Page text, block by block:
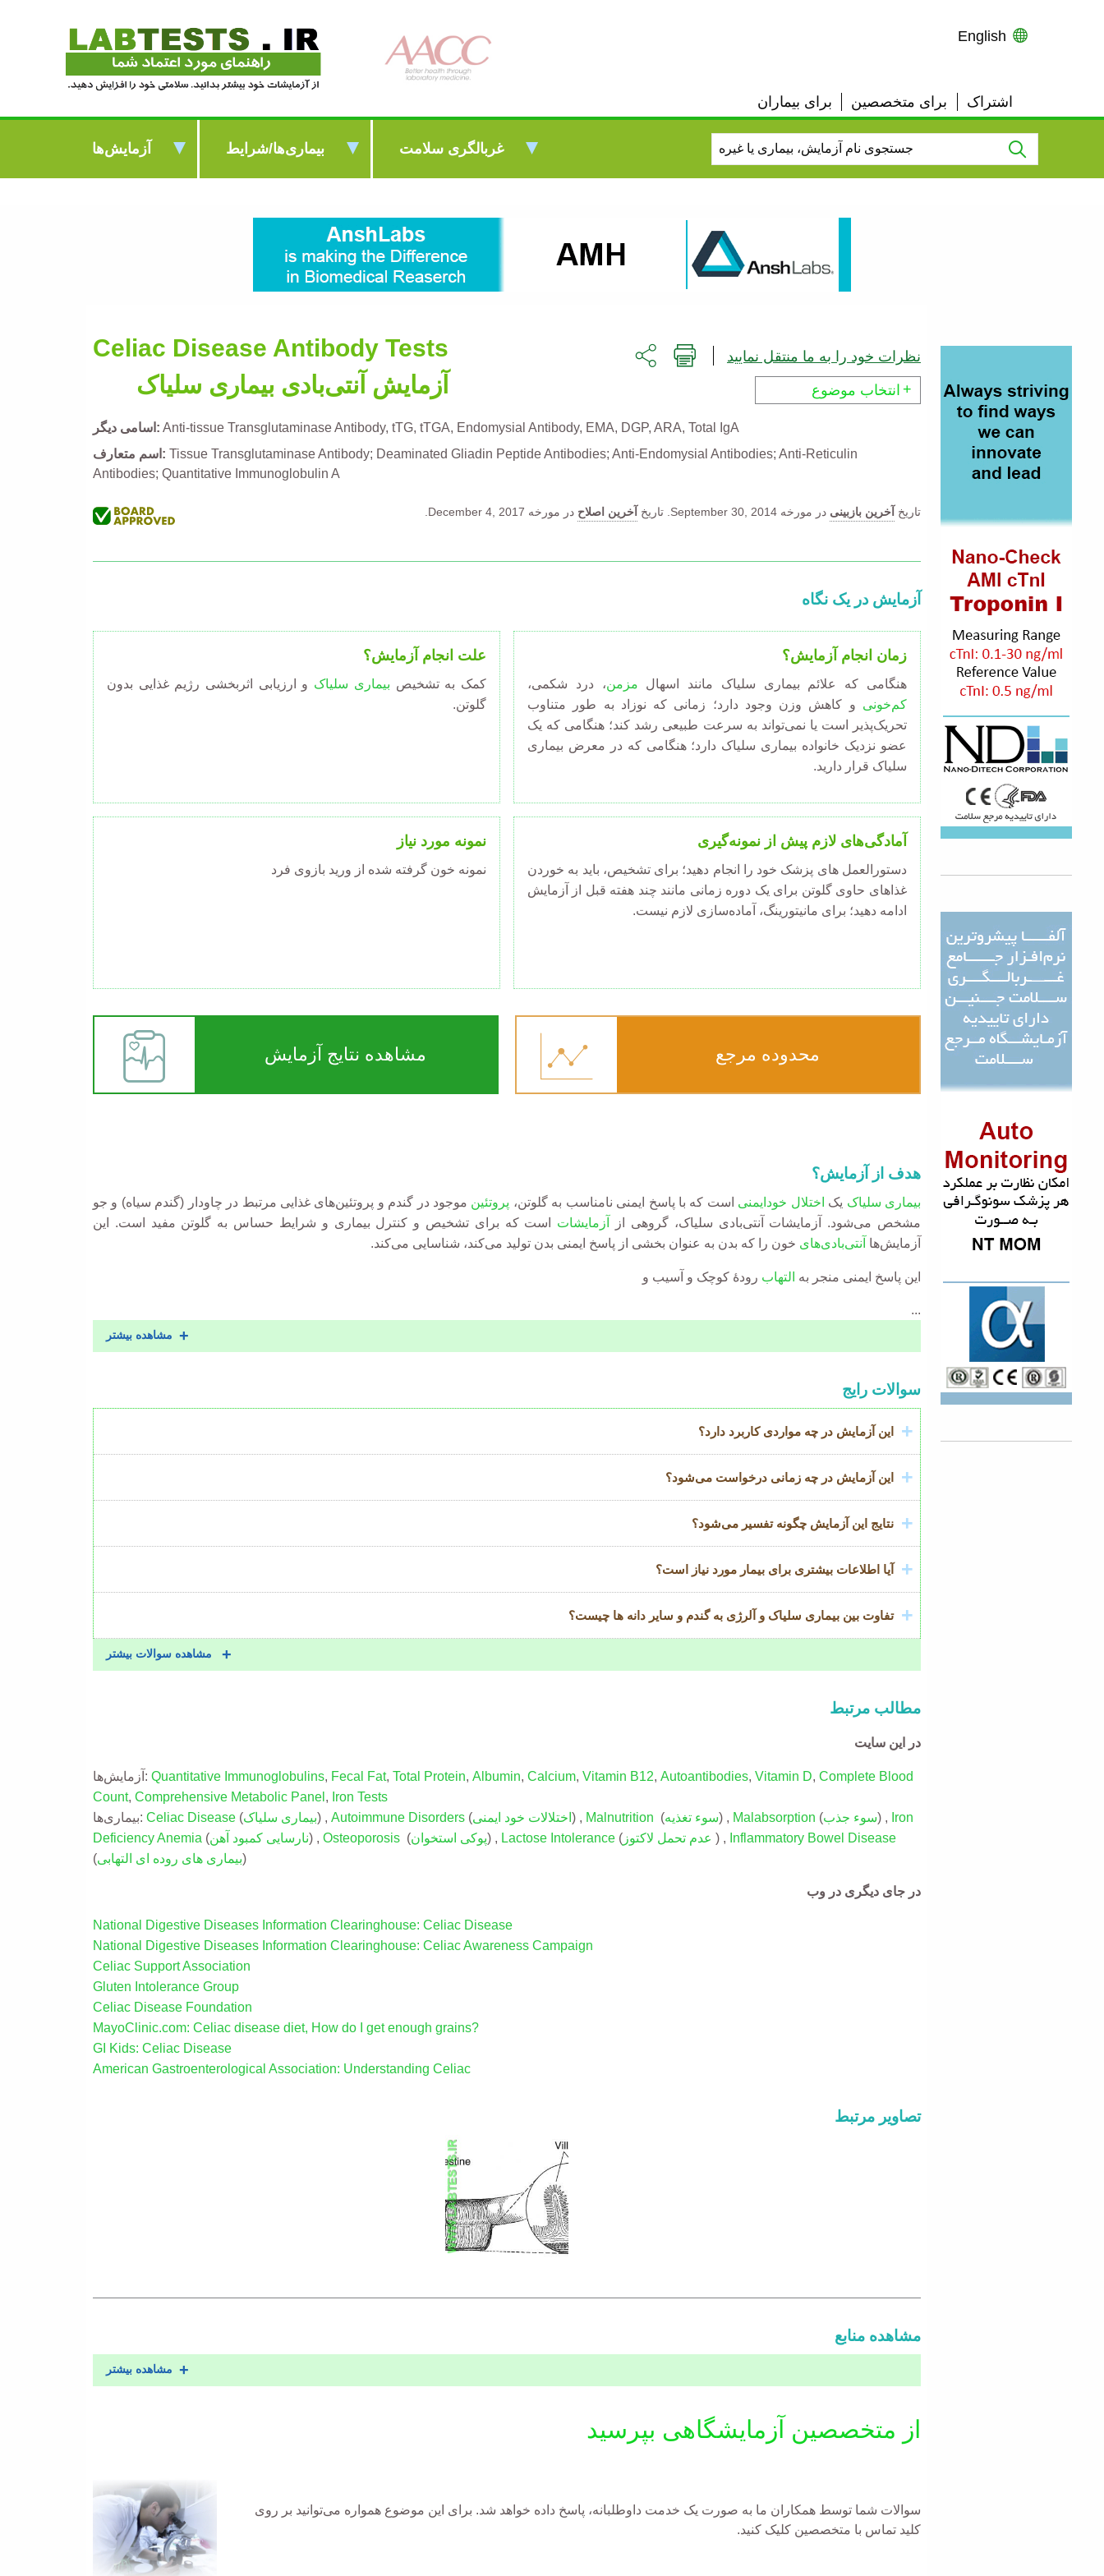
English
User
Top
Links
برای بیماران برای متخصصین اشتراک
آزمایش‌ها بیماری‌ها/شرایط غربالگری سلامت
Celiac Disease Antibody Tests
آزمایش آنتی‌بادی بیماری سلیاک
نظرات خود را به ما منتقل نمایید
انتخاب موضوع
اسامی دیگر Anti-tissue Transglutaminase Antibody tTG tTGA Endomysial Antibody EMA DGP ARA Total IgA
اسم متعارف
Tissue Transglutaminase Antibody; Deaminated Gliadin Peptide Antibodies; Anti-Endomysial Antibodies; Anti-Reticulin
Antibodies; Quantitative Immunoglobulin A
تاریخ آخرین بازبینی در مورخهSeptember 30, 2014. تاریخ آخرین اصلاح در مورخه December 4, 2017.
آزمایش در یک نگاه
علت انجام آزمایش؟
کمک به تشخیص بیماری سلیاک و ارزیابی اثربخشی رژیم غذایی بدون
گلوتن.
زمان انجام آزمایش؟
هنگامی که علائم بیماری سلیاک مانند اسهال مزمن، درد شکمی،
کم‌خونی و کاهش وزن وجود دارد؛ زمانی که نوزاد به طور متناوب
تحریک‌پذیر است یا نمی‌تواند به سرعت طبیعی رشد کند؛ هنگامی که یک
عضو نزدیک خانواده بیماری سلیاک دارد؛ هنگامی که در معرض بیماری
سلیاک قرار دارید.
نمونه مورد نیاز
نمونه خون گرفته شده از ورید بازوی فرد
آمادگی‌های لازم پیش از نمونه‌گیری
دستورالعمل های پزشک خود را انجام دهید؛ برای تشخیص، باید به خوردن
غذاهای حاوی گلوتن برای یک دوره زمانی مانند چند هفته قبل از آزمایش
ادامه دهید؛ برای مانیتورینگ، آماده‌سازی لازم نیست.
مشاهده نتایج آزمایش محدوده مرجع
هدف از آزمایش؟
بیماری سلیاک یک اختلال خود‌ایمنی است که با پاسخ ایمنی نامناسب به گلوتن، پروتئین موجود در گندم و پروتئین‌های غذایی مرتبط در چاودار (گندم سیاه) و جو
مشخص می‌شود. آزمایشات آنتی‌بادی سلیاک، گروهی از
آزمایشات است که برای تشخیص و کنترل بیماری و شرایط حساس به گلوتن مفید است. این
آزمایش‌ها آنتی‌بادی‌های خون را که بدن به عنوان بخشی از پاسخ ایمنی بدن تولید می‌کند، شناسایی می‌کند.
این پاسخ ایمنی منجر به التهاب رودۀ کوچک و آسیب و
...
مشاهده بیشتر
Accordion
عنوان
سوالات رایج
این آزمایش در چه مواردی کاربرد دارد؟
این آزمایش در چه زمانی درخواست می‌شود؟
نتایج این آزمایش چگونه تفسیر می‌شود؟
آیا اطلاعات بیشتری برای بیمار مورد نیاز است؟
تفاوت بین بیماری سلیاک و آلرژی به گندم و سایر دانه ها چیست؟
مشاهده سوالات بیشتر
مطالب مرتبط
در این سایت
آزمایش‌ها: Quantitative Immunoglobulins, Fecal Fat, Total Protein, Albumin, Calcium, Vitamin B12, Autoantibodies, Vitamin D, Complete Blood
Count, Comprehensive Metabolic Panel , Iron Tests
بیماری‌ها: Celiac Disease(بیماری سلیاک) , Autoimmune Disorders(اختلالات خود ایمنی ) , Malnutrition (سوء تغذیه) , Malabsorption (سوء جذب) , Iron
Deficiency Anemia (نارسایی کمبود آهن) , Osteoporosis(پوکی استخوان) , Lactose Intolerance(عدم تحمل لاکتوز ) , Inflammatory Bowel Disease
(بیماری های روده ای التهابی)
در جای دیگری در وب
National Digestive Diseases Information Clearinghouse: Celiac Disease
National Digestive Diseases Information Clearinghouse: Celiac Awareness Campaign
Celiac Support Association
Gluten Intolerance Group
Celiac Disease Foundation
MayoClinic.com: Celiac disease diet, How do I get enough grains?
GI Kids: Celiac Disease
American Gastroenterological Association: Understanding Celiac
تصاویر مرتبط
مشاهده منابع
مشاهده بیشتر
از متخصصین آزمایشگاهی بپرسید
سوالات شما توسط همکاران ما به صورت یک خدمت داوطلبانه، پاسخ داده خواهد شد. برای این موضوع همواره می‌توانید بر روی
کلید تماس با متخصصین کلیک کنید.